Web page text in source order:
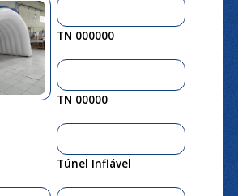
TN 000000
TN 00000
Túnel Inflável